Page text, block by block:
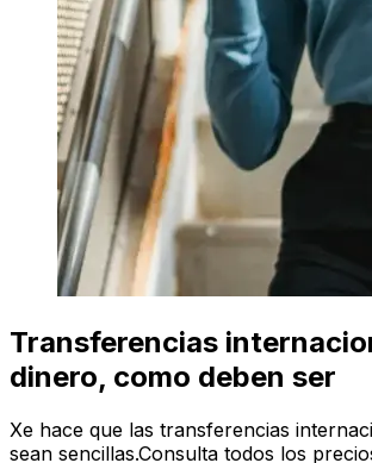
Transferencias
dinero, como deben ser
Xe hace que las transferencias
sean sencillas.Consulta todos los